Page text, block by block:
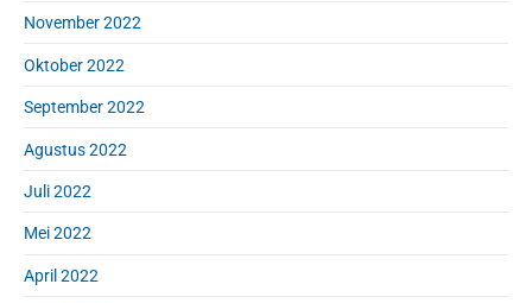
November 2022
Oktober 2022
September 2022
Agustus 2022
Juli 2022
Mei 2022
April 2022